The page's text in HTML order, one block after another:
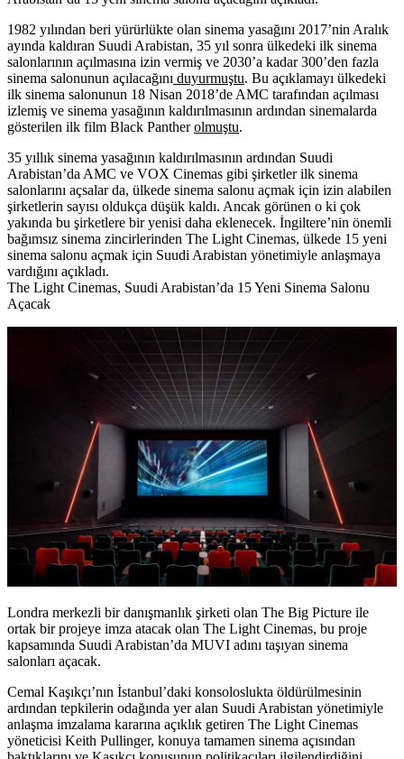
1982 yılından beri yürürlükte olan sinema yasağını 2017’nin Aralık
ayında kaldıran Suudi Arabistan, 35 yıl sonra ülkedeki ilk sinema
salonlarının açılmasına izin vermiş ve 2030’a kadar 300’den fazla
sinema salonunun açılacağını duyurmuştu. Bu açıklamayı ülkedeki
ilk sinema salonunun 18 Nisan 2018’de AMC tarafından açılması
izlemiş ve sinema yasağının kaldırılmasının ardından sinemalarda
gösterilen ilk film Black Pantherolmuştu.
35 yıllık sinema yasağının kaldırılmasının ardından Suudi
Arabistan’da AMC ve VOX Cinemas gibi şirketler ilk sinema
salonlarını açsalar da, ülkede sinema salonu açmak için izin alabilen
şirketlerin sayısı oldukça düşük kaldı. Ancak görünen o ki çok
yakında bu şirketlere bir yenisi daha eklenecek. İngiltere’nin önemli
bağımsız sinema zincirlerinden The Light Cinemas, ülkede 15 yeni
sinema salonu açmak için Suudi Arabistan yönetimiyle anlaşmaya
vardığını açıkladı.
The Light Cinemas, Suudi Arabistan’da 15 Yeni Sinema Salonu
Açacak
Londra merkezli bir danışmanlık şirketi olan The Big Picture ile
ortak bir projeye imza atacak olan The Light Cinemas, bu proje
kapsamında Suudi Arabistan’da MUVI adını taşıyan sinema
salonları açacak.
Cemal Kaşıkçı’nın İstanbul’daki konsoloslukta öldürülmesinin
ardından tepkilerin odağında yer alan Suudi Arabistan yönetimiyle
anlaşma imzalama kararına açıklık getiren The Light Cinemas
yöneticisi Keith Pullinger, konuya tamamen sinema açısından